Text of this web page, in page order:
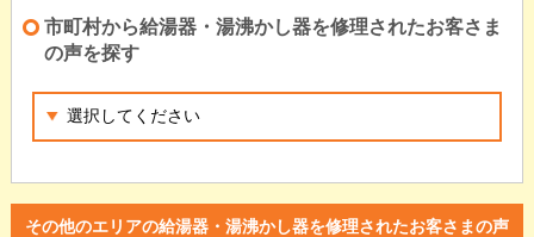
市町村から給湯器・湯沸かし器を修理されたお客さま
の声を探す
その他のエリアの給湯器・湯沸かし器を修理されたお客さまの声